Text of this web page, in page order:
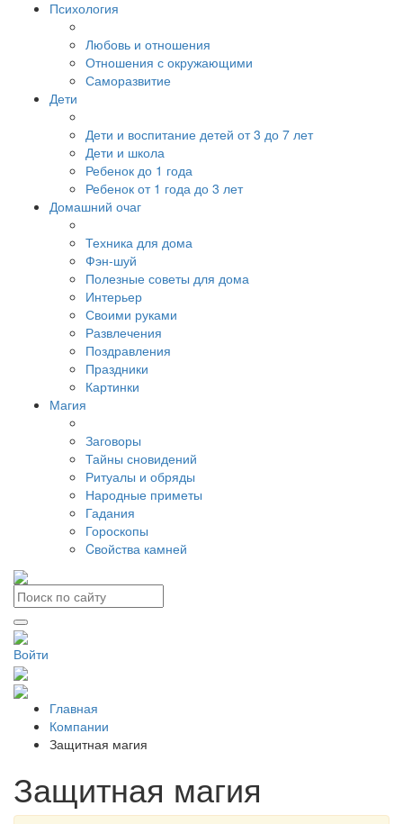
Психология
Любовь и отношения
Отношения с окружающими
Саморазвитие
Дети
Дети и воспитание детей от 3 до 7 лет
Дети и школа
Ребенок до 1 года
Ребенок от 1 года до 3 лет
Домашний очаг
Техника для дома
Фэн-шуй
Полезные советы для дома
Интерьер
Своими руками
Развлечения
Поздравления
Праздники
Картинки
Магия
Заговоры
Тайны сновидений
Ритуалы и обряды
Народные приметы
Гадания
Гороскопы
Cвойства камней
Войти
Главная
Компании
Защитная магия
Защитная магия